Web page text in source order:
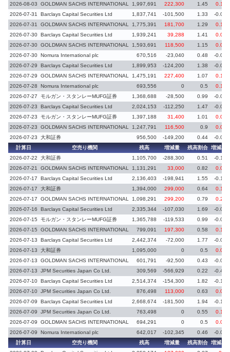
2026-08-03
GOLDMAN SACHS INTERNATIONAL 1,997,691 222,300 1.45
0.16
2026-07-31
Barclays Capital Securities Ltd 1,837,741 -101,500 1.33
-0.08
2026-07-31
GOLDMAN SACHS INTERNATIONAL 1,775,391 181,700 1.29
0.14
2026-07-30 Barclays Capital Securities Ltd 1,939,241 39,288 1.41
0.03
2026-07-30 GOLDMAN SACHS INTERNATIONAL 1,593,691 118,500 1.15
0.08
2026-07-30 Nomura International plc 670,516 -23,040 0.48
-0.02
2026-07-29
Barclays Capital Securities Ltd 1,899,953 -124,200 1.38
-0.09
2026-07-29
GOLDMAN SACHS INTERNATIONAL 1,475,191 227,400 1.07
0.17
2026-07-28
Nomura International plc 693,556 0 0.5
0.13
2026-07-27
モルガン・スタンレーMUFG証券 1,368,688 -28,500 0.99
-0.02
2026-07-23
Barclays Capital Securities Ltd 2,024,153 -112,250 1.47
-0.08
2026-07-23
モルガン・スタンレーMUFG証券 1,397,188 31,400 1.01
0.02
2026-07-23
GOLDMAN SACHS INTERNATIONAL 1,247,791 116,500 0.9
0.08
2026-07-23
大和証券 956,500 -149,200 0.44
-0.07
計算日
空売り機関 残高 増減量 残高割合 増減率
2026-07-22
大和証券 1,105,700 -288,300 0.51
-0.13
2026-07-21
GOLDMAN SACHS INTERNATIONAL 1,131,291 33,000 0.82
0.03
2026-07-17
Barclays Capital Securities Ltd 2,136,403 -198,941 1.55
-0.14
2026-07-17
大和証券 1,394,000 299,000 0.64
0.14
2026-07-17
GOLDMAN SACHS INTERNATIONAL 1,098,291 299,200 0.79
0.21
2026-07-16
Barclays Capital Securities Ltd 2,335,344 -107,030 1.69
-0.08
2026-07-15
モルガン・スタンレーMUFG証券 1,365,788 -119,533 0.99
-0.09
2026-07-15
GOLDMAN SACHS INTERNATIONAL 799,091 197,300 0.58
0.15
2026-07-13
Barclays Capital Securities Ltd 2,442,374 -72,000 1.77
-0.05
2026-07-13
大和証券 1,095,000 0 0.5
0.08
2026-07-13
GOLDMAN SACHS INTERNATIONAL 601,791 -92,500 0.43
-0.07
2026-07-13
JPM Securities Japan Co Ltd. 309,569 -566,929 0.22
-0.41
2026-07-10 Barclays Capital Securities Ltd 2,514,374 -154,300 1.82
-0.12
2026-07-10 JPM Securities Japan Co Ltd. 876,498 113,000 0.63
0.08
2026-07-09
Barclays Capital Securities Ltd 2,668,674 -181,500 1.94
-0.13
2026-07-09
JPM Securities Japan Co Ltd. 763,498 0 0.55
0.14
2026-07-09
GOLDMAN SACHS INTERNATIONAL 694,291 0 0.5
0.07
2026-07-09
Nomura International plc 642,017 -102,345 0.46
-0.08
計算日
空売り機関 残高 増減量 残高割合 増減率